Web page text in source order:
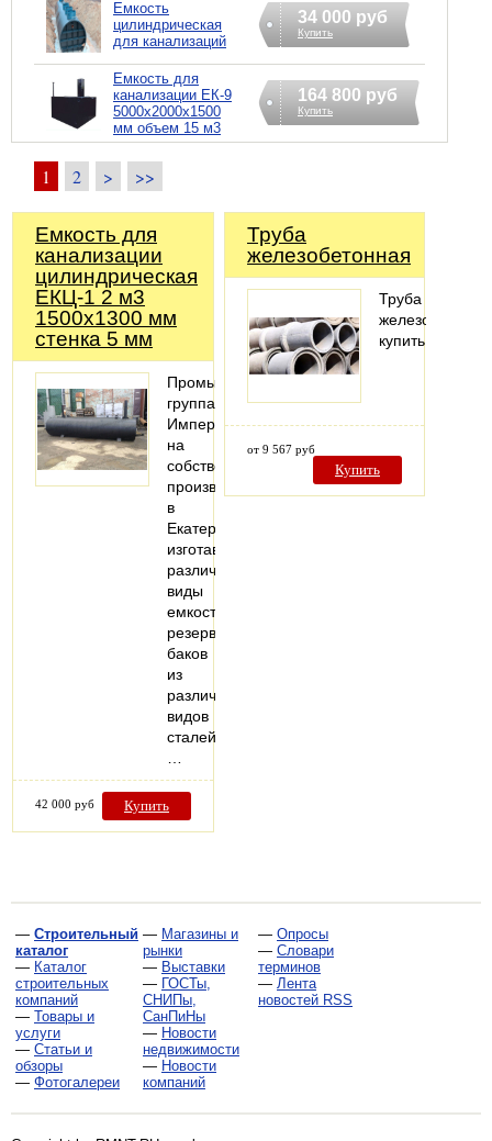
Емкость
цилиндрическая
для канализаций
34 000 руб
Купить
Емкость для
канализации ЕК-9
5000х2000х1500
мм объем 15 м3
164 800 руб
Купить
1 2 > >>
Емкость для
канализации
цилиндрическая
ЕКЦ-1 2 м3
1500х1300 мм
стенка 5 мм
Промышленная
группа
Империя
на
собственном
производстве
в
Екатеринбурге
изготавливает
различные
виды
емкостей,
резервуаров,
баков
из
различных
видов
сталей.
42 000 руб Купить
Труба
железобетонная
Труба
купить
от 9 567 руб
Купить
— Строительный
каталог
— Каталог
строительных
компаний
— Товары и
услуги
— Статьи и
обзоры
— Фотогалереи
— Магазины и
рынки
— Выставки
— ГОСТы,
СНИПы,
СанПиНы
— Новости
недвижимости
— Новости
компаний
— Опросы
— Словари
терминов
— Лента
новостей RSS